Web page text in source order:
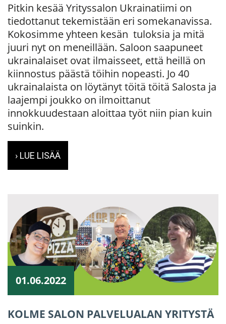
Pitkin kesää Yrityssalon Ukrainatiimi on
tiedottanut tekemistään eri somekanavissa.
Kokosimme yhteen kesän tuloksia ja mitä
juuri nyt on meneillään. Saloon saapuneet
ukrainalaiset ovat ilmaisseet, että heillä on
kiinnostus päästä töihin nopeasti. Jo 40
ukrainalaista on löytänyt töitä töitä Salosta ja
laajempi joukko on ilmoittanut
innokkuudestaan aloittaa työt niin pian kuin
suinkin.
› LUE LISÄÄ
01.06.2022
KOLME SALON PALVELUALAN YRITYSTÄ